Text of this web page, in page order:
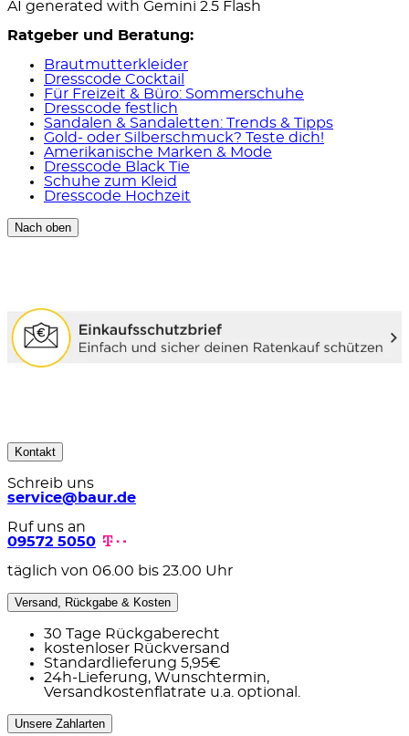
AI generated with Gemini 2.5 Flash
Ratgeber und Beratung:
Brautmutterkleider
Dresscode Cocktail
Für Freizeit & Büro: Sommerschuhe
Dresscode festlich
Sandalen & Sandaletten: Trends & Tipps
Gold- oder Silberschmuck? Teste dich!
Amerikanische Marken & Mode
Dresscode Black Tie
Schuhe zum Kleid
Dresscode Hochzeit
Nach oben
Kontakt
Schreib uns
service@baur.de
Ruf uns an
09572 5050
täglich von 06.00 bis 23.00 Uhr
Versand, Rückgabe & Kosten
30 Tage Rückgaberecht
kostenloser Rückversand
Standardlieferung 5,95€
24h-Lieferung, Wunschtermin,
Versandkostenflatrate u.a. optional.
Unsere Zahlarten